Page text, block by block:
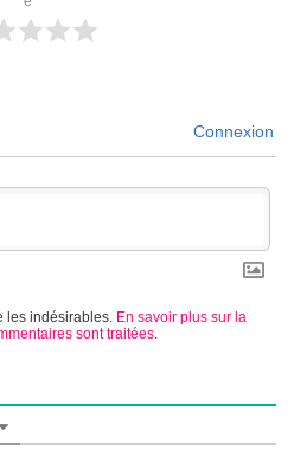
Connexion
les indésirables. En savoir plus sur la
sont traitées